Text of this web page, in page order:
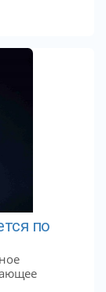
по